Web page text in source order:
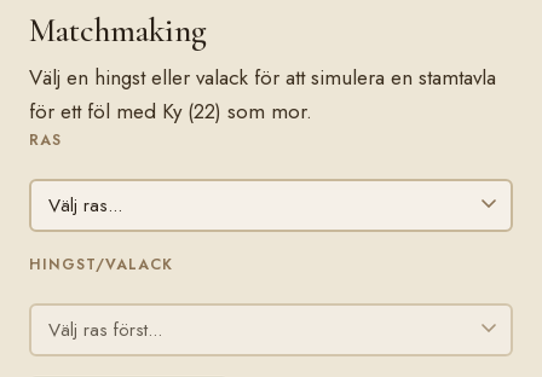
Matchmaking
Välj en hingst eller valack för att simulera en stamtavla
för ett föl med Ky (22) som mor.
RAS
HINGST/VALACK